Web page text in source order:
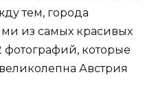
тем, города
из самых красивых
фотографий, которые
Австрия